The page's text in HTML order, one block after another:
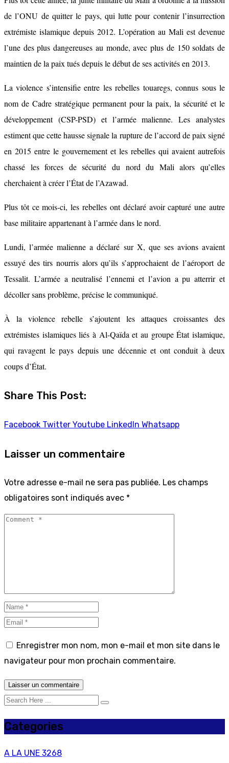
de l’ONU de quitter le pays, qui lutte pour contenir l’insurrection
extrémiste islamique depuis 2012. L’opération au Mali est devenue
l’une des plus dangereuses au monde, avec plus de 150 soldats de
maintien de la paix tués depuis le début de ses activités en 2013.
La violence s’intensifie entre les rebelles touaregs, connus sous le
nom de Cadre stratégique permanent pour la paix, la sécurité et le
développement (CSP-PSD) et l’armée malienne. Les analystes
estiment que cette hausse signale la rupture de l’accord de paix signé
en 2015 entre le gouvernement et les rebelles qui avaient autrefois
chassé les forces de sécurité du nord du Mali alors qu’elles
cherchaient à créer l’État de l’Azawad.
Plus tôt ce mois-ci, les rebelles ont déclaré avoir capturé une autre
base militaire appartenant à l’armée dans le nord.
Lundi, l’armée malienne a déclaré sur X, que ses avions avaient
essuyé des tirs nourris alors qu’ils s’approchaient de l’aéroport de
Tessalit. L’armée a neutralisé l’ennemi et l’avion a pu atterrir et
décoller sans problème, précise le communiqué.
À la violence rebelle s’ajoutent les attaques croissantes des
extrémistes islamiques liés à Al-Qaïda et au groupe État islamique,
qui ravagent le pays depuis une décennie et ont conduit à deux
coups d’État.
Share This Post:
Facebook Twitter Youtube LinkedIn Whatsapp
Laisser un commentaire
Votre adresse e-mail ne sera pas publiée. Les champs
obligatoires sont indiqués avec *
Enregistrer mon nom, mon e-mail et mon site dans le
navigateur pour mon prochain commentaire.
Categories
A LA UNE 3268